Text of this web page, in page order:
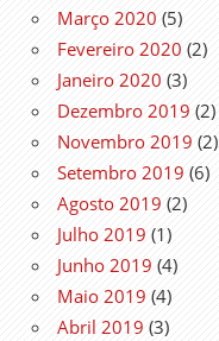
Março 2020 (5)
Fevereiro 2020 (2)
Janeiro 2020 (3)
Dezembro 2019 (2)
Novembro 2019 (2)
Setembro 2019 (6)
Agosto 2019 (2)
Julho 2019 (1)
Junho 2019 (4)
Maio 2019 (4)
Abril 2019 (3)